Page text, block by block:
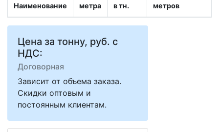
Наименование
метра
в тн.
метров
Цена за тонну, руб. с
НДС:
Договорная
Зависит от объема заказа.
Скидки оптовым и
постоянным клиентам.